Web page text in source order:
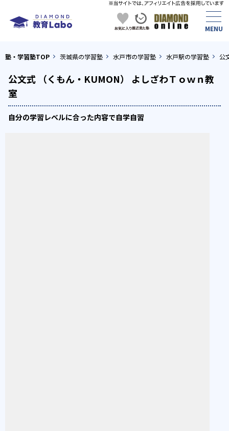
塾・学習塾TOP 茨城県の学習塾 水戸市の学習塾 水戸駅の学習塾 公
公文式 （くもん・KUMON） よしざわＴｏｗｎ教
室
自分の学習レベルに合った内容で自学自習